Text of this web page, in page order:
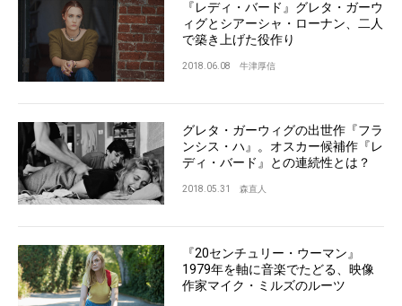
『レディ・バード』グレタ・ガーウ
ィグとシアーシャ・ローナン、二人
で築き上げた役作り
2018.06.08 牛津厚信
グレタ・ガーウィグの出世作『フラ
ンシス・ハ』。オスカー候補作『レ
ディ・バード』との連続性とは？
2018.05.31 森直人
『20センチュリー・ウーマン』
1979年を軸に音楽でたどる、映像
作家マイク・ミルズのルーツ